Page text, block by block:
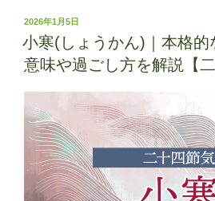
っ
し
ゅ
ん)
｜
春
の
ま
り
投
稿
日:
2026年1月5日
小寒(しょうかん)｜本格的
意味や過ごし方を解説【二